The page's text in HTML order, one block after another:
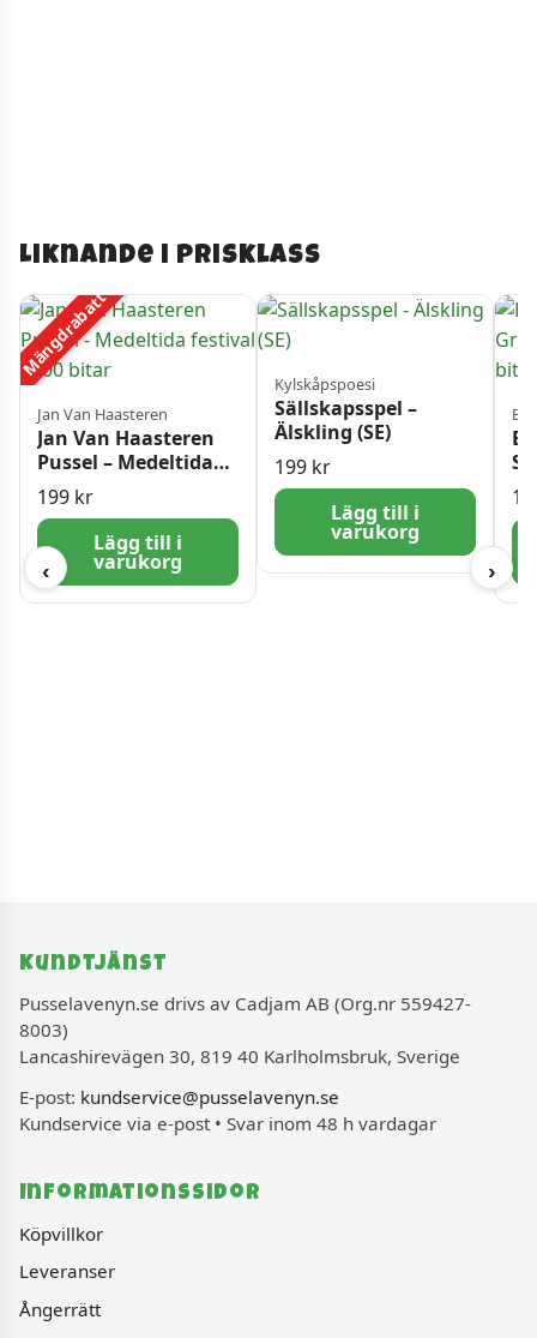
Liknande i prisklass
‹
Mängdrabatt
Jan Van Haasteren
Jan Van Haasteren
Pussel – Medeltida
festival 1500 bitar
199 kr
Lägg till i
varukorg
Kylskåpspoesi
Sällskapsspel –
Älskling (SE)
199 kr
Lägg till i
varukorg
›
Kundtjänst
Pusselavenyn.se drivs av Cadjam AB (Org.nr 559427-
8003)
Lancashirevägen 30, 819 40 Karlholmsbruk, Sverige
E-post: kundservice@pusselavenyn.se
Kundservice via e-post • Svar inom 48 h vardagar
Informationssidor
Köpvillkor
Leveranser
Ångerrätt